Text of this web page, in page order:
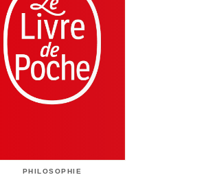
PHILOSOPHIE